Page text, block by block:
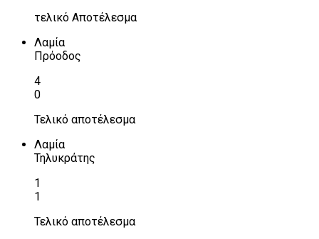
τελικό Αποτέλεσμα
Λαμία
Πρόοδος
4
0
Τελικό αποτέλεσμα
Λαμία
Τηλυκράτης
1
1
Τελικό αποτέλεσμα